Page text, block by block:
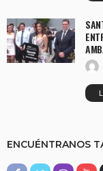
ENCUÉNTRANOS